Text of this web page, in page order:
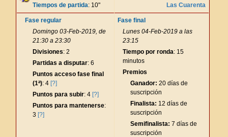
Tiempos de partida: 10"
Las Cuarenta
Fase regular
Domingo 03-Feb-2019, de
21:30 a 23:30
Divisiones: 2
Partidas a disputar: 6
Puntos acceso fase final
(1ª): 4 [?]
Puntos para subir: 4 [?]
Puntos para mantenerse:
3 [?]
Fase final
Lunes 04-Feb-2019 a las
23:15
Tiempo por ronda: 15
minutos
Premios
Ganador: 20 días de
suscripción
Finalista: 12 días de
suscripción
Semifinalista: 7 días de
suscripción